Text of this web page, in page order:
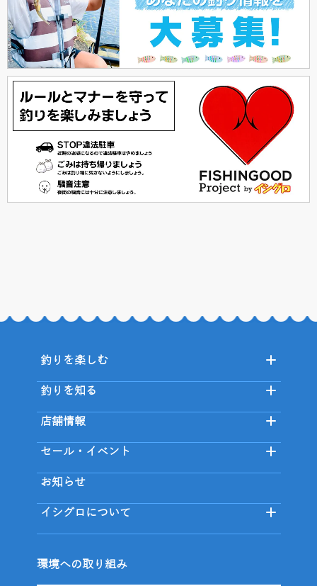
釣りを楽しむ
釣りを知る
店舗情報
セール・イベント
お知らせ
イシグロについて
環境への取り組み